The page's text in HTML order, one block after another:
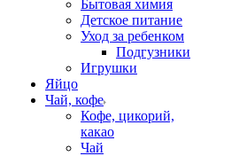
Бытовая химия
Детское питание
Уход за ребенком
Подгузники
Игрушки
Яйцо
Чай, кофе
Кофе, цикорий,
какао
Чай